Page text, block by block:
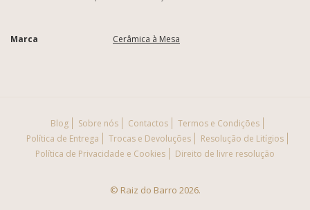
Marca
Cerâmica à Mesa
Blog Sobre nós Contactos
Termos e Condições
Política de Entrega
Trocas e Devoluções
Resolução de Litígios
Política de Privacidade e Cookies
Direito de livre resolução
© Raiz do Barro 2026.